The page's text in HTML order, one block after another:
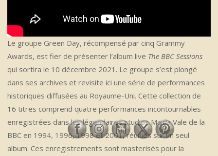
Le groupe Green Day, récompensé par cinq Grammy
Awards, est fier de présenter l’album live The BBC Sessions
qui sortira le 10 décembre 2021. Le groupe s’est plongé
dans ses archives et revisite ici une série de performances
historiques diffusées au Royaume-Uni. Cette collection de
16 titres comprend quatre performances incontournables
enregistrées dans les légendaires studios Maida Vale de la
BBC en 1994, 1996, 1998 et 2001, réunies sur un seul
album. Ces enregistrements sont masterisés pour la